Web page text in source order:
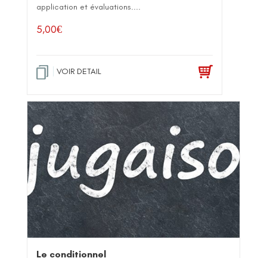
application et évaluations....
5,00€
VOIR DETAIL
Le conditionnel